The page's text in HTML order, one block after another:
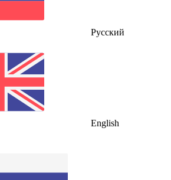
Русский
English